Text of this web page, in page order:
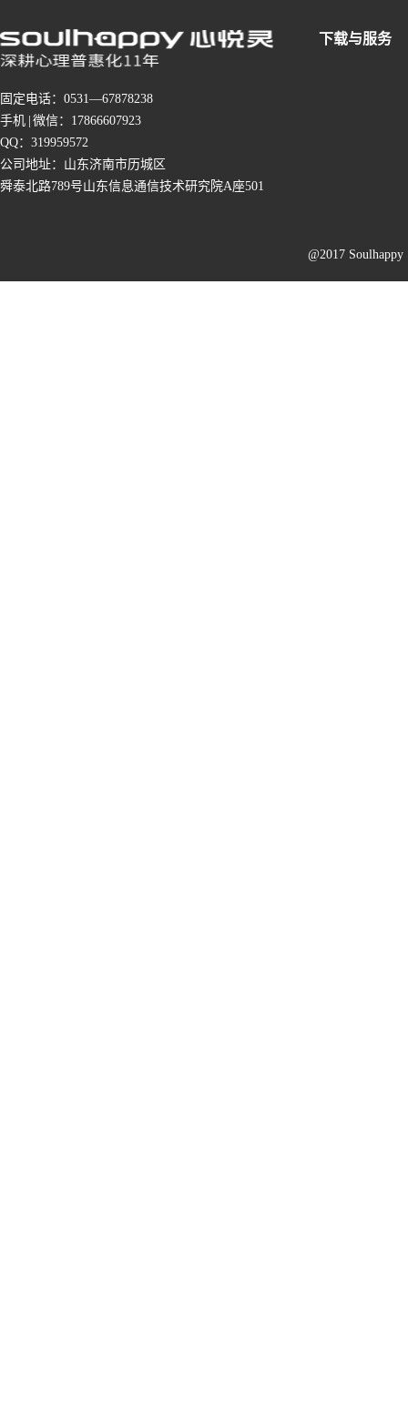
固定电话：0531—67878238
手机 | 微信：17866607923
QQ：319959572
公司地址：山东济南市历城区
舜泰北路789号山东信息通信技术研究院A座501
下载与服务
@2017